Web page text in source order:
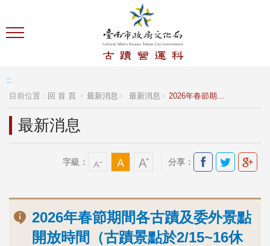
:::
目前位置 : 回 首 頁 最新消息 最新消息 2026年春節期...
最新消息
字級： 分享：
2026年春節期間各古蹟及委外景點
開放時間（古蹟景點於2/15~16休